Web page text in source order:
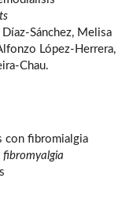
Sánchez, Melisa
López-Herrera,
Chau.
con fibromialgia